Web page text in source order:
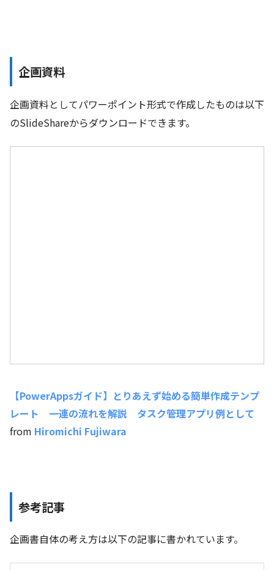
企画資料
企画資料としてパワーポイント形式で作成したものは以下
のSlideShareからダウンロードできます。
【PowerAppsガイド】とりあえず始める簡単作成テンプ
レート 一連の流れを解説 タスク管理アプリ例として
from Hiromichi Fujiwara
参考記事
企画書自体の考え方は以下の記事に書かれています。